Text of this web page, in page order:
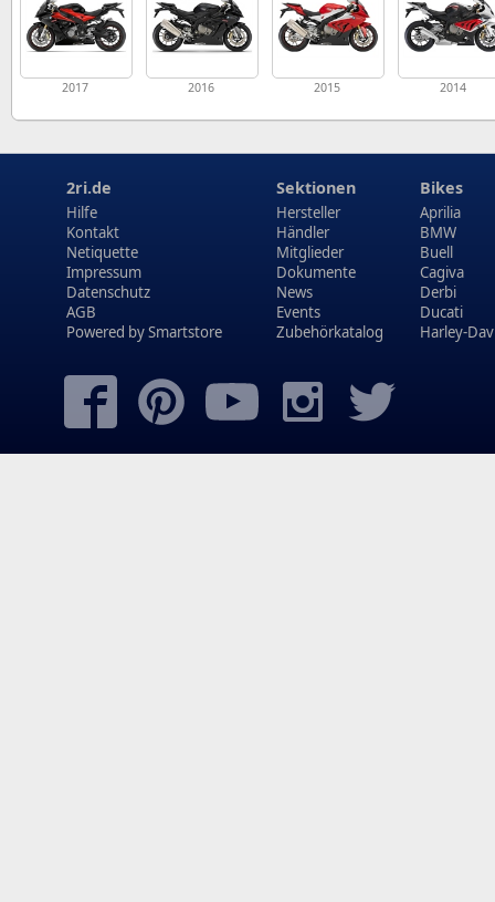
2017 2016 2015 2014
2ri.de
Hilfe
Kontakt
Netiquette
Impressum
Datenschutz
AGB
Powered bySmartstore
Sektionen
Hersteller
Händler
Mitglieder
Dokumente
News
Events
Zubehörkatalog
Bikes
Aprilia
BMW
Buell
Cagiva
Derbi
Ducati
Harley-